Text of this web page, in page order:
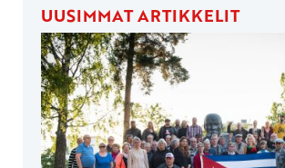
UUSIMMAT ARTIKKELIT